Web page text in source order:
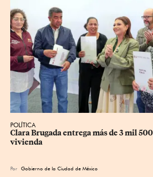
POLÍTICA
Clara Brugada entrega más de 3 mil
vivienda
Por Gobierno de la Ciudad de México